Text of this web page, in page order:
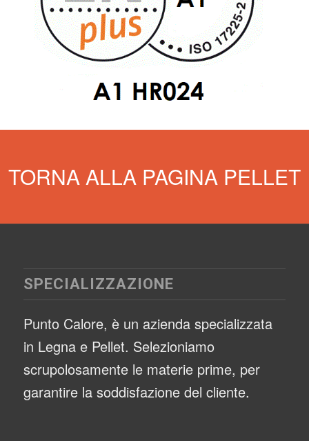
TORNA ALLA PAGINA PELLET
SPECIALIZZAZIONE
Punto Calore, è un azienda specializzata
in Legna e Pellet. Selezioniamo
scrupolosamente le materie prime, per
garantire la soddisfazione del cliente.